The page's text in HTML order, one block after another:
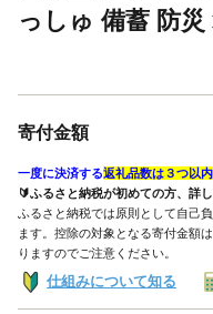
っしゅ 備蓄 防災
寄付金額
一度に決済する返礼品数は３つ以内
🔰ふるさと納税が初めての方、詳
ふるさと納税では原則として自己
ます。控除の対象となる寄付金額
りますのでご注意ください。
仕組みについて知る